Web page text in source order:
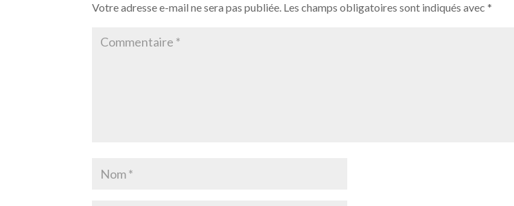
Votre adresse e-mail ne sera pas publiée. Les champs obligatoires sont indiqués avec*